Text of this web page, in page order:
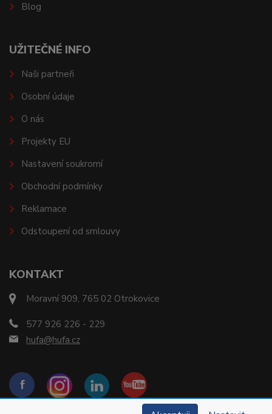
KONTAKT
Moravní 909, 765 02 Otrokovice
577 926 226 - 229
hufa@hufa.cz
Blog
UŽITEČNÉ INFO
Naši partneři
Osobní údaje
O nás
Projekty EU
Nastavení soukromí
Obchodní podmínky
Reklamace
Odstoupení od smlouvy